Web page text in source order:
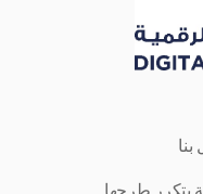
بنا
يتكرر طرحها